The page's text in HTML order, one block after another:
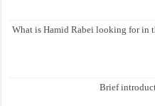
What is Hamid Rabei looking for in
Brief